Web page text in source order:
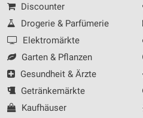
Discounter
Drogerie & Parfümerie
Elektromärkte
Garten & Pflanzen
Gesundheit & Ärzte
Getränkemärkte
Kaufhäuser